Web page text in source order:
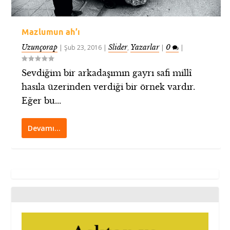
Mazlumun ah’ı
Uzunçorap |Şub 23, 2016 |Slider, Yazarlar| 0 |
Sevdiğim bir arkadaşımın gayrı safi millî
hasıla üzerinden verdiği bir örnek vardır.
Eğer bu...
Devamı…